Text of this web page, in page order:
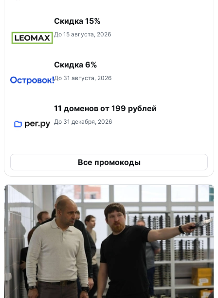
Скидка 15%
До 15 августа, 2026
Скидка 6%
До 31 августа, 2026
11 доменов от 199 рублей
До 31 декабря, 2026
Все промокоды